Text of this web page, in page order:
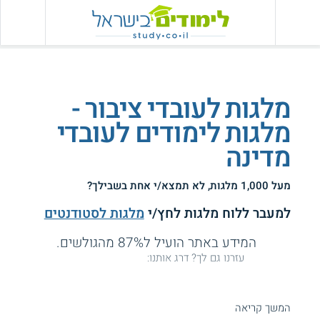
מלגות לעובדי ציבור -
מלגות לימודים לעובדי
מדינה
מעל 1,000 מלגות, לא תמצא/י אחת בשבילך?
למעבר ללוח מלגות לחץ/ימלגות לסטודנטים
המידע באתר הועיל ל87% מהגולשים.
עזרנו גם לך? דרג אותנו:
המשך קריאה